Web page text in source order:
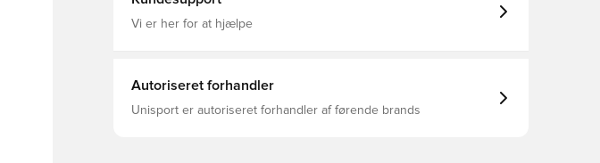
bærer det i din egen femmandskamp. I Manchester stopper
regnen ikke spillet - det giver næring til det. Tag tredjetrøjen på,
Samme design, som spillerne bruger Almindelig pasform
Fremstillet af 100% polyester.
Vi er her for at hjælpe
Autoriseret forhandler
Unisport er autoriseret forhandler af førende brands